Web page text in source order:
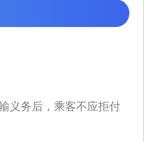
义务后，乘客不应拒付